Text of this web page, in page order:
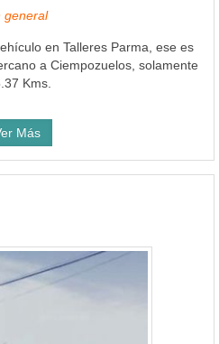
general
en Talleres Parma, ese es
a Ciempozuelos, solamente
Kms.
Más